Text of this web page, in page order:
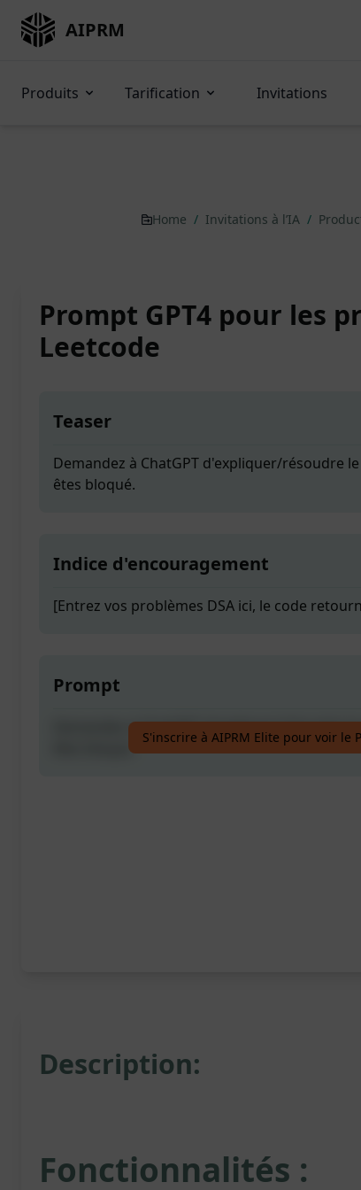
AIPRM
Produits Tarification Invitations
Home / Invitations à l’IA /
Prompt GPT4 pour les
Leetcode
Teaser
Demandez à ChatGPT d'expliquer/résoudre
êtes bloqué.
Indice d'encouragement
[Entrez vos problèmes DSA ici, le code
Prompt
Demandez à ChatGPT d'expliquer/résoudre
êtes bloqué.
S'inscrire à AIPRM Elite pour voir le
Description:
Fonctionnalités :